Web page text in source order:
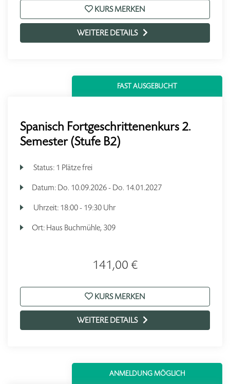
KURS MERKEN
WEITERE DETAILS
FAST AUSGEBUCHT
Spanisch Fortgeschrittenenkurs 2.
Semester (Stufe B2)
Status: 1 Plätze frei
Datum: Do. 10.09.2026 - Do. 14.01.2027
Uhrzeit: 18:00 - 19:30 Uhr
Ort: Haus Buchmühle, 309
141,00 €
KURS MERKEN
WEITERE DETAILS
ANMELDUNG MÖGLICH